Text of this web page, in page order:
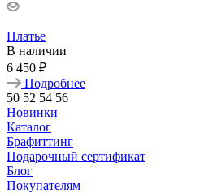
Платье
В наличии
6 450 ₽
Подробнее
50 52 54 56
Новинки
Каталог
Брафиттинг
Подарочный сертификат
Блог
Покупателям